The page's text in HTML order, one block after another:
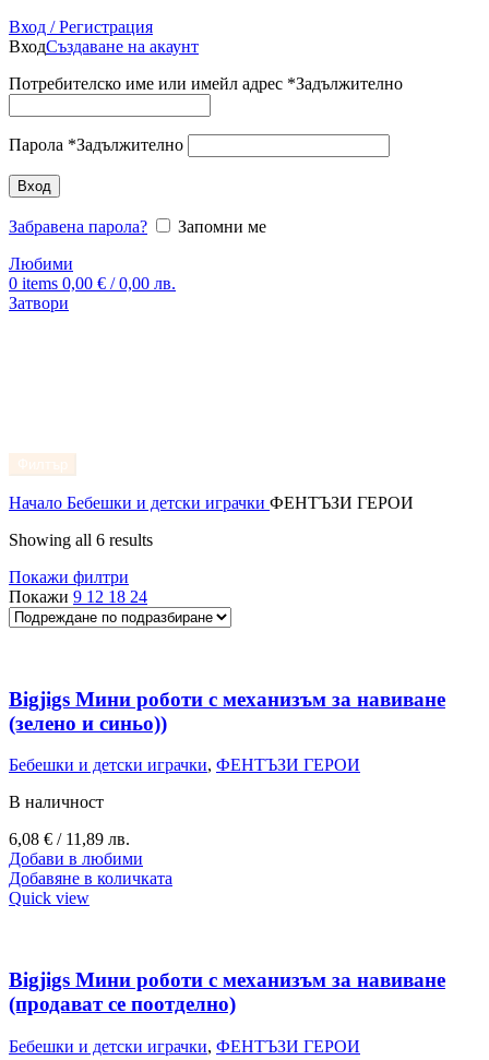
Вход / Регистрация
ВходСъздаване на акаунт
Потребителско име или имейл адрес *Задължително
Парола *Задължително
Вход
Забравена парола?
Запомни ме
Любими
0 items 0,00 € / 0,00 лв.
Затвори
Начало Бебешки и детски играчки ФЕНТЪЗИ ГЕРОИ
Showing all 6 results
Покажи филтри
Покажи 9 12 18 24
Bigjigs Мини роботи с механизъм за навиване
(зелено и синьо))
Бебешки и детски играчки, ФЕНТЪЗИ ГЕРОИ
В наличност
6,08 € / 11,89 лв.
Добави в любими
Добавяне в количката
Quick view
Bigjigs Мини роботи с механизъм за навиване
(продават се поотделно)
Бебешки и детски играчки, ФЕНТЪЗИ ГЕРОИ